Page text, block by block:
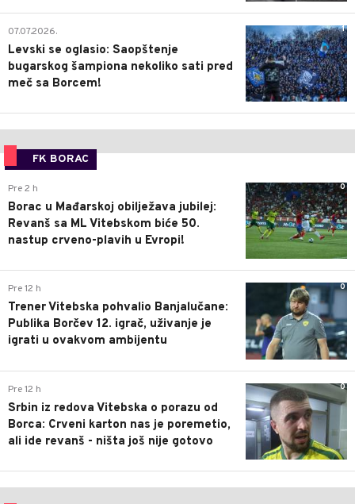
1
07.07.2026.
Levski se oglasio: Saopštenje
bugarskog šampiona nekoliko sati pred
meč sa Borcem!
FK BORAC
0
Pre 2 h
Borac u Mađarskoj obilježava jubilej:
Revanš sa ML Vitebskom biće 50.
nastup crveno-plavih u Evropi!
0
Pre 12 h
Trener Vitebska pohvalio Banjalučane:
Publika Borčev 12. igrač, uživanje je
igrati u ovakvom ambijentu
0
Pre 12 h
Srbin iz redova Vitebska o porazu od
Borca: Crveni karton nas je poremetio,
ali ide revanš - ništa još nije gotovo